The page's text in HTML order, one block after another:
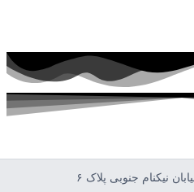
نیکنام جنوبی پلاک ۶